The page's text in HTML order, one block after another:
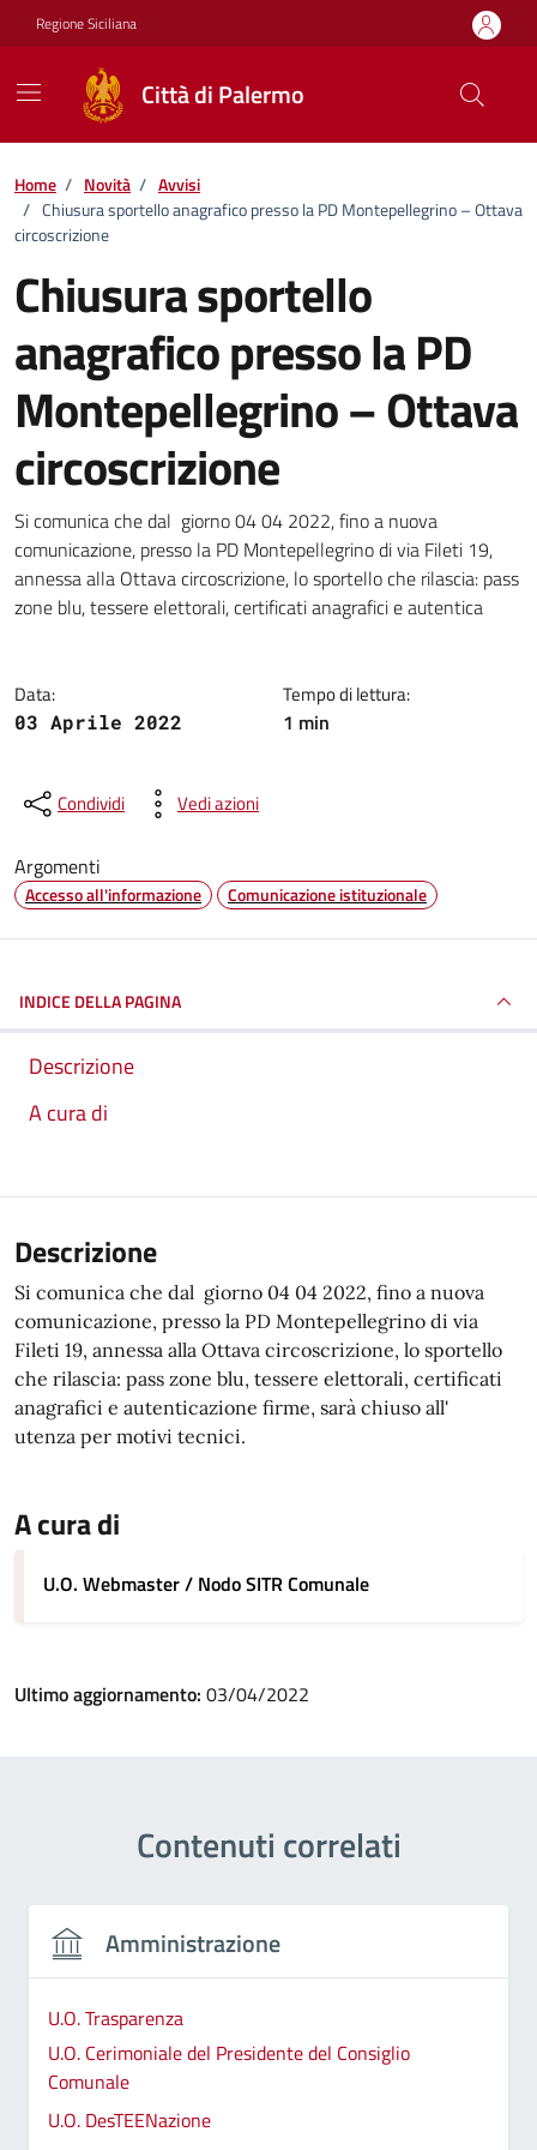
Vai ai contenuti
Vai al footer
Regione Siciliana
Città di Palermo
Home / Novità / Avvisi
/ Chiusura sportello anagrafico presso la PD Montepellegrino – Ottava
circoscrizione
Chiusura sportello
anagrafico presso la PD
Montepellegrino – Ottava
circoscrizione
Dettagli della notizia
Si comunica che dal giorno 04 04 2022, fino a nuova
comunicazione, presso la PD Montepellegrino di via Fileti 19,
annessa alla Ottava circoscrizione, lo sportello che rilascia: pass
zone blu, tessere elettorali, certificati anagrafici e autentica
Data:
03 Aprile 2022
Tempo di lettura:
1 min
Condividi Vedi azioni
Argomenti
Accesso all'informazione Comunicazione istituzionale
INDICE DELLA PAGINA
Descrizione
A cura di
Descrizione
Si comunica che dal giorno 04 04 2022, fino a nuova
comunicazione, presso la PD Montepellegrino di via
Fileti 19, annessa alla Ottava circoscrizione, lo sportello
che rilascia: pass zone blu, tessere elettorali, certificati
anagrafici e autenticazione firme, sarà chiuso all'
utenza per motivi tecnici.
A cura di
U.O. Webmaster / Nodo SITR Comunale
Ultimo aggiornamento: 03/04/2022
Contenuti correlati
Amministrazione
U.O. Trasparenza
U.O. Cerimoniale del Presidente del Consiglio
Comunale
U.O. DesTEENazione